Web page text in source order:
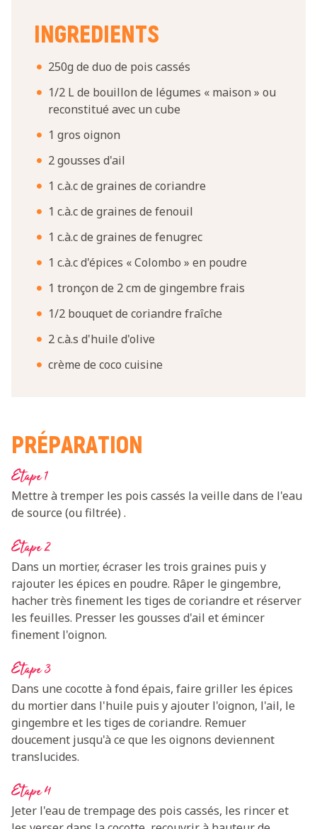
INGREDIENTS
250g de duo de pois cassés
1/2 L de bouillon de légumes « maison » ou
reconstitué avec un cube
1 gros oignon
2 gousses d'ail
1 c.à.c de graines de coriandre
1 c.à.c de graines de fenouil
1 c.à.c de graines de fenugrec
1 c.à.c d'épices « Colombo » en poudre
1 tronçon de 2 cm de gingembre frais
1/2 bouquet de coriandre fraîche
2 c.à.s d'huile d'olive
crème de coco cuisine
PRÉPARATION
Etape 1
Mettre à tremper les pois cassés la veille dans de l'eau
de source (ou filtrée) .
Etape 2
Dans un mortier, écraser les trois graines puis y
rajouter les épices en poudre. Râper le gingembre,
hacher très finement les tiges de coriandre et réserver
les feuilles. Presser les gousses d'ail et émincer
finement l'oignon.
Etape 3
Dans une cocotte à fond épais, faire griller les épices
du mortier dans l'huile puis y ajouter l'oignon, l'ail, le
gingembre et les tiges de coriandre. Remuer
doucement jusqu'à ce que les oignons deviennent
translucides.
Etape 4
Jeter l'eau de trempage des pois cassés, les rincer et